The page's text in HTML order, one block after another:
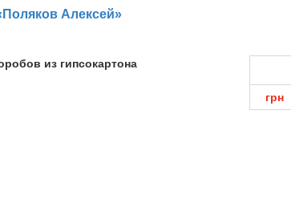
Алексей»
из гипсокартона
грн